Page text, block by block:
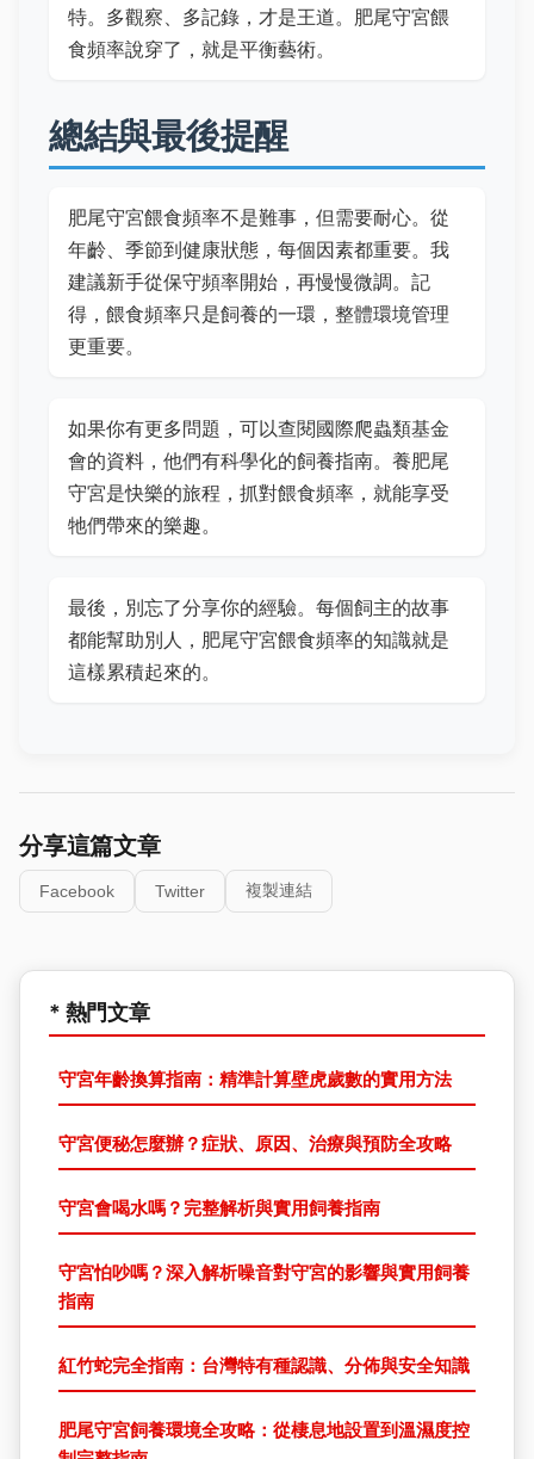
特。多觀察、多記錄，才是王道。肥尾守宮餵
食頻率說穿了，就是平衡藝術。
總結與最後提醒
肥尾守宮餵食頻率不是難事，但需要耐心。從
年齡、季節到健康狀態，每個因素都重要。我
建議新手從保守頻率開始，再慢慢微調。記
得，餵食頻率只是飼養的一環，整體環境管理
更重要。
如果你有更多問題，可以查閱國際爬蟲類基金
會的資料，他們有科學化的飼養指南。養肥尾
守宮是快樂的旅程，抓對餵食頻率，就能享受
牠們帶來的樂趣。
最後，別忘了分享你的經驗。每個飼主的故事
都能幫助別人，肥尾守宮餵食頻率的知識就是
這樣累積起來的。
分享這篇文章
Facebook Twitter 複製連結
* 熱門文章
守宮年齡換算指南：精準計算壁虎歲數的實用方法
守宮便秘怎麼辦？症狀、原因、治療與預防全攻略
守宮會喝水嗎？完整解析與實用飼養指南
守宮怕吵嗎？深入解析噪音對守宮的影響與實用飼養
指南
紅竹蛇完全指南：台灣特有種認識、分佈與安全知識
肥尾守宮飼養環境全攻略：從棲息地設置到溫濕度控